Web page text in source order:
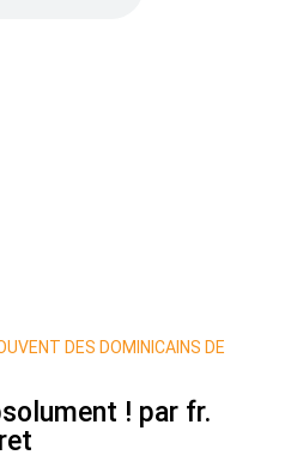
DES DOMINICAINS DE
! par fr.